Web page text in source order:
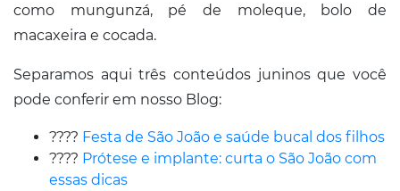
como mungunzá, pé de moleque, bolo de
macaxeira e cocada.
Separamos aqui três conteúdos juninos que você
pode conferir em nosso Blog:
???? Festa de São João e saúde bucal dos filhos
???? Prótese e implante: curta o São João com
essas dicas